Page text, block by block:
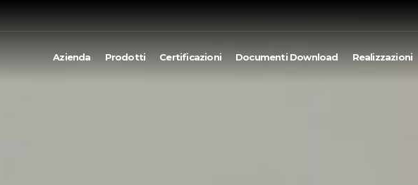
Azienda Prodotti Certificazioni Documenti Download Realizzazioni